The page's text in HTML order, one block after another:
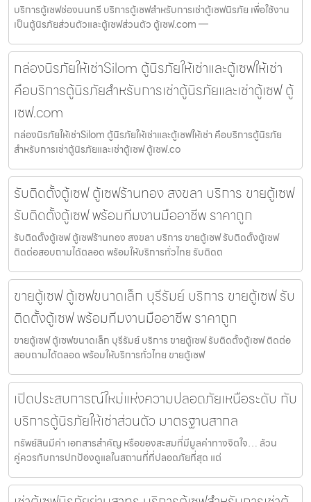
บริการตู้เซฟช่องนนทรี บริการตู้เซฟสำหรับการเช่าตู้เซฟนิรภัย เพื่อใช้งาน
เป็นตู้นิรภัยส่วนตัวและตู้เซฟส่วนตัว ตู้เซฟ.com —
กล่องนิรภัยให้เช่าSilom ตู้นิรภัยให้เช่าและตู้เซฟให้เช่า
คือบริการตู้นิรภัยสำหรับการเช่าตู้นิรภัยและเช่าตู้เซฟ ตู้
เซฟ.com
กล่องนิรภัยให้เช่าSilom ตู้นิรภัยให้เช่าและตู้เซฟให้เช่า คือบริการตู้นิรภัย
สำหรับการเช่าตู้นิรภัยและเช่าตู้เซฟ ตู้เซฟ.co
รับติดตั้งตู้เซฟ ตู้เซฟร้านทอง สงขลา บริการ ขายตู้เซฟ
รับติดตั้งตู้เซฟ พร้อมทีมงานมืออาชีพ ราคาถูก
รับติดตั้งตู้เซฟ ตู้เซฟร้านทอง สงขลา บริการ ขายตู้เซฟ รับติดตั้งตู้เซฟ
ติดต่อสอบถามได้ตลอด พร้อมให้บริการทั่วไทย รับติดต
ขายตู้เซฟ ตู้เซฟขนาดเล็ก บุรีรัมย์ บริการ ขายตู้เซฟ รับ
ติดตั้งตู้เซฟ พร้อมทีมงานมืออาชีพ ราคาถูก
ขายตู้เซฟ ตู้เซฟขนาดเล็ก บุรีรัมย์ บริการ ขายตู้เซฟ รับติดตั้งตู้เซฟ ติดต่อ
สอบถามได้ตลอด พร้อมให้บริการทั่วไทย ขายตู้เซฟ
เปิดประสบการณ์ใหม่แห่งความปลอดภัยเหนือระดับ กับ
บริการตู้นิรภัยให้เช่าส่วนตัว มาตรฐานสากล
ทรัพย์สินมีค่า เอกสารสำคัญ หรือของสะสมที่มีมูลค่าทางจิตใจ… ล้วน
คู่ควรกับการปกป้องดูแลในสถานที่ที่ปลอดภัยที่สุด แต่